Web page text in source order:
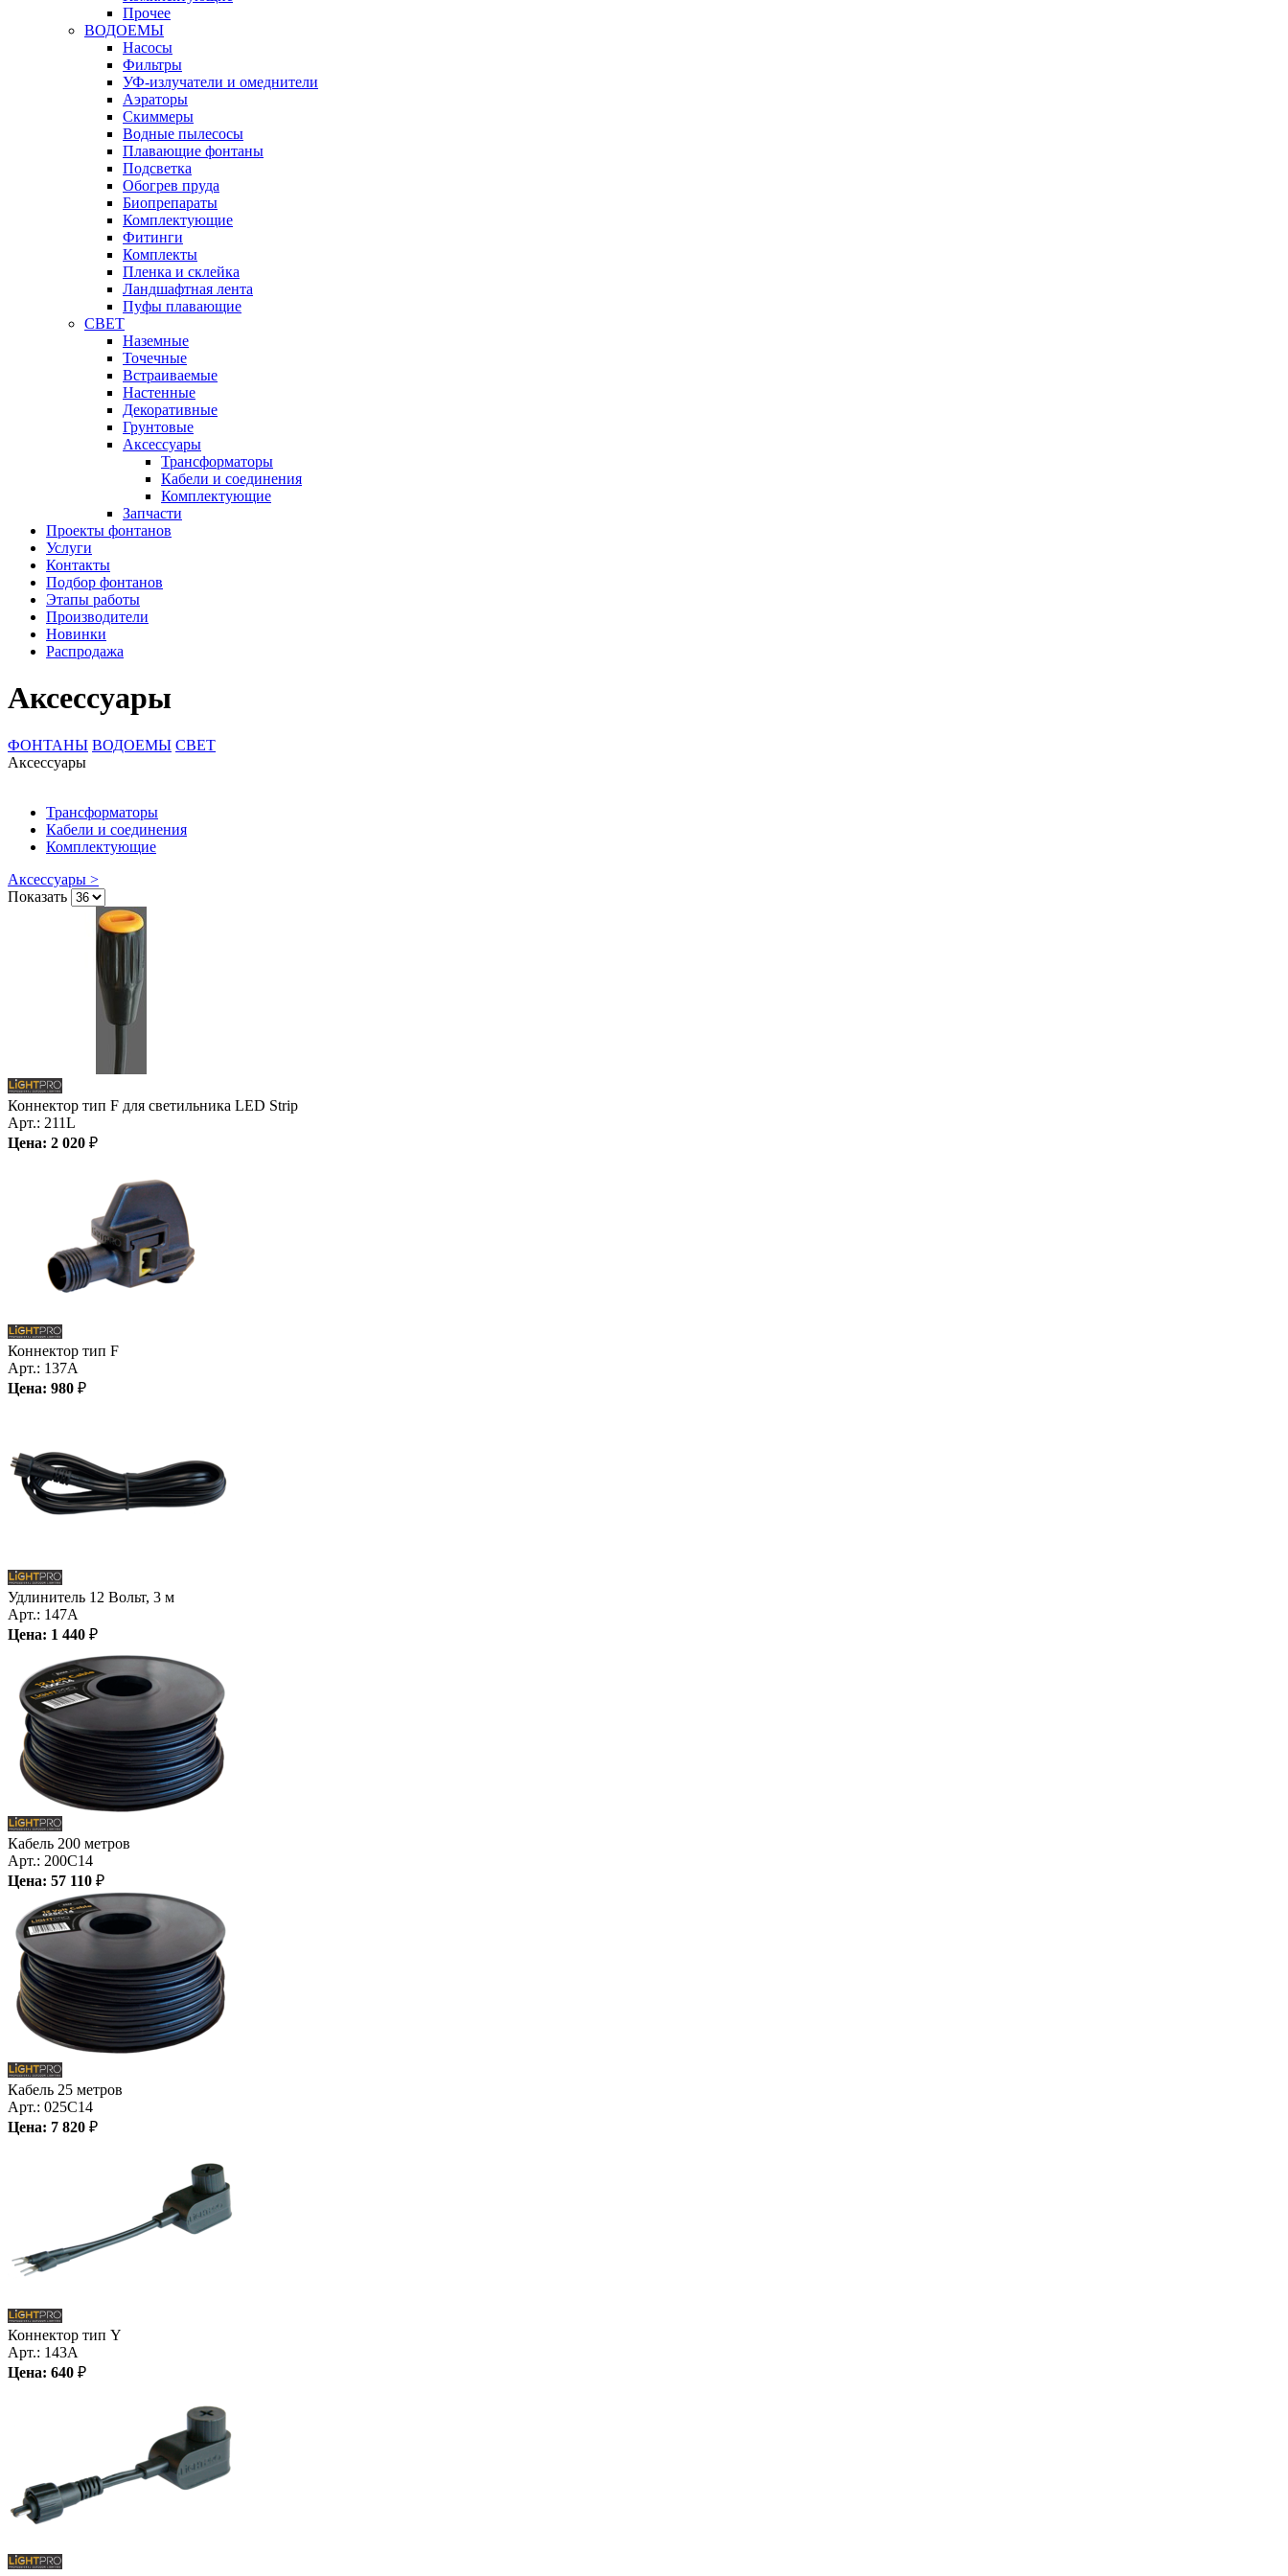
Прочее
ВОДОЕМЫ
Насосы
Фильтры
УФ-излучатели и омеднители
Аэраторы
Cкиммеры
Водные пылесосы
Плавающие фонтаны
Подсветка
Обогрев пруда
Биопрепараты
Комплектующие
Фитинги
Комплекты
Пленка и склейка
Ландшафтная лента
Пуфы плавающие
СВЕТ
Наземные
Точечные
Встраиваемые
Настенные
Декоративные
Грунтовые
Аксессуары
Трансформаторы
Кабели и соединения
Комплектующие
Запчасти
Проекты фонтанов
Услуги
Контакты
Подбор фонтанов
Этапы работы
Производители
Новинки
Распродажа
Аксессуары
ФОНТАНЫ ВОДОЕМЫ СВЕТ
Аксессуары
Трансформаторы
Кабели и соединения
Комплектующие
Аксессуары >
Показать
Коннектор тип F для светильника LED Strip
Арт.: 211L
Цена: 2 020 ₽
Коннектор тип F
Арт.: 137A
Цена: 980 ₽
Удлинитель 12 Вольт, 3 м
Арт.: 147A
Цена: 1 440 ₽
Кабель 200 метров
Арт.: 200C14
Цена: 57 110 ₽
Кабель 25 метров
Арт.: 025C14
Цена: 7 820 ₽
Коннектор тип Y
Арт.: 143A
Цена: 640 ₽